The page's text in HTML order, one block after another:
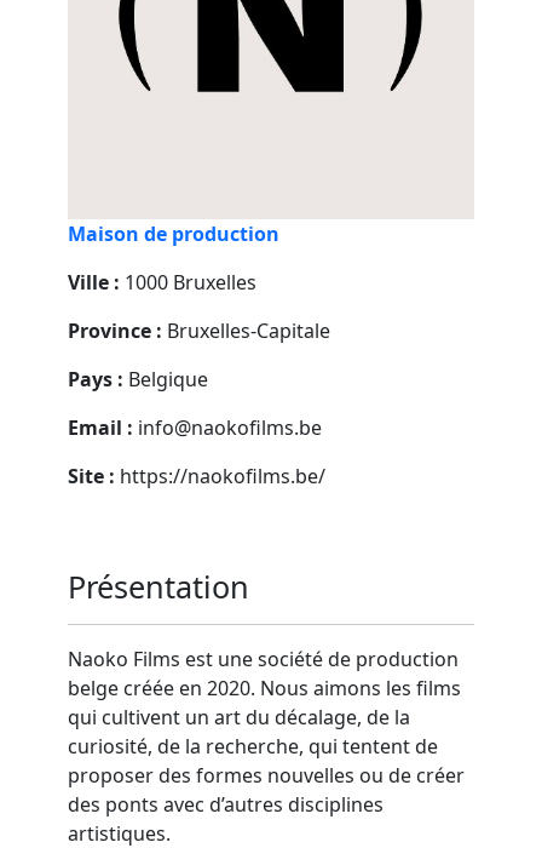
Maison de production
Ville : 1000 Bruxelles
Province : Bruxelles-Capitale
Pays : Belgique
Email : info@naokofilms.be
Site : https://naokofilms.be/
Présentation
Naoko Films est une société de production
belge créée en 2020. Nous aimons les films
qui cultivent un art du décalage, de la
curiosité, de la recherche, qui tentent de
proposer des formes nouvelles ou de créer
des ponts avec d’autres disciplines
artistiques.